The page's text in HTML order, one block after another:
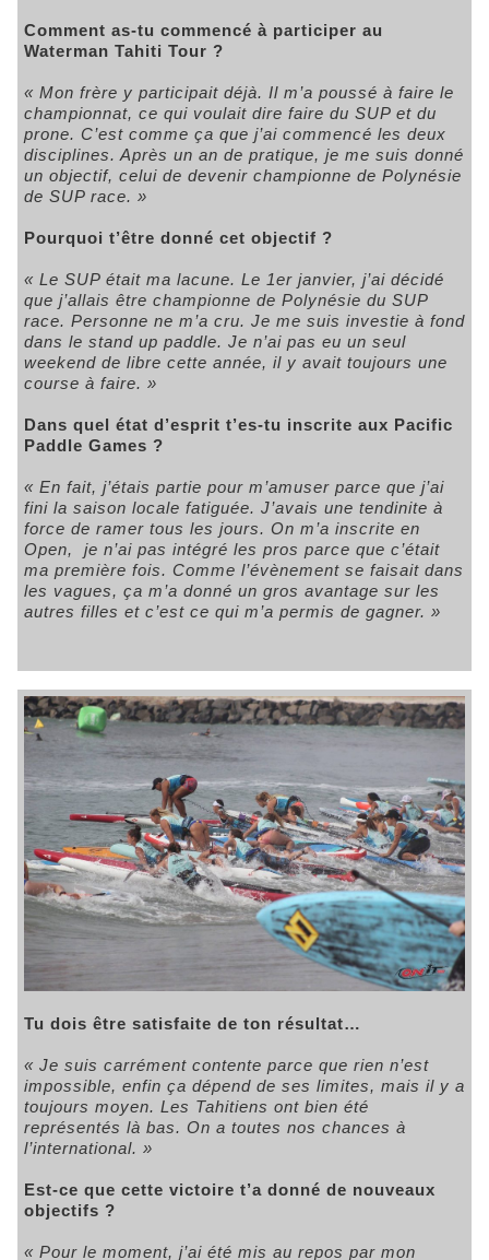
Comment as-tu commencé à participer au
Waterman Tahiti Tour ?
« Mon frère y participait déjà. Il m’a poussé à faire le
championnat, ce qui voulait dire faire du SUP et du
prone. C’est comme ça que j’ai commencé les deux
disciplines. Après un an de pratique, je me suis donné
un objectif, celui de devenir championne de Polynésie
de SUP race. »
Pourquoi t’être donné cet objectif ?
« Le SUP était ma lacune. Le 1er janvier, j’ai décidé
que j’allais être championne de Polynésie du SUP
race. Personne ne m’a cru. Je me suis investie à fond
dans le stand up paddle. Je n’ai pas eu un seul
weekend de libre cette année, il y avait toujours une
course à faire. »
Dans quel état d’esprit t’es-tu inscrite aux Pacific
Paddle Games ?
« En fait, j’étais partie pour m’amuser parce que j’ai
fini la saison locale fatiguée. J’avais une tendinite à
force de ramer tous les jours. On m’a inscrite en
Open, je n’ai pas intégré les pros parce que c’était
ma première fois. Comme l’évènement se faisait dans
les vagues, ça m’a donné un gros avantage sur les
autres filles et c’est ce qui m’a permis de gagner. »
Tu dois être satisfaite de ton résultat…
« Je suis carrément contente parce que rien n’est
impossible, enfin ça dépend de ses limites, mais il y a
toujours moyen. Les Tahitiens ont bien été
représentés là bas. On a toutes nos chances à
l’international. »
Est-ce que cette victoire t’a donné de nouveaux
objectifs ?
« Pour le moment, j’ai été mis au repos par mon